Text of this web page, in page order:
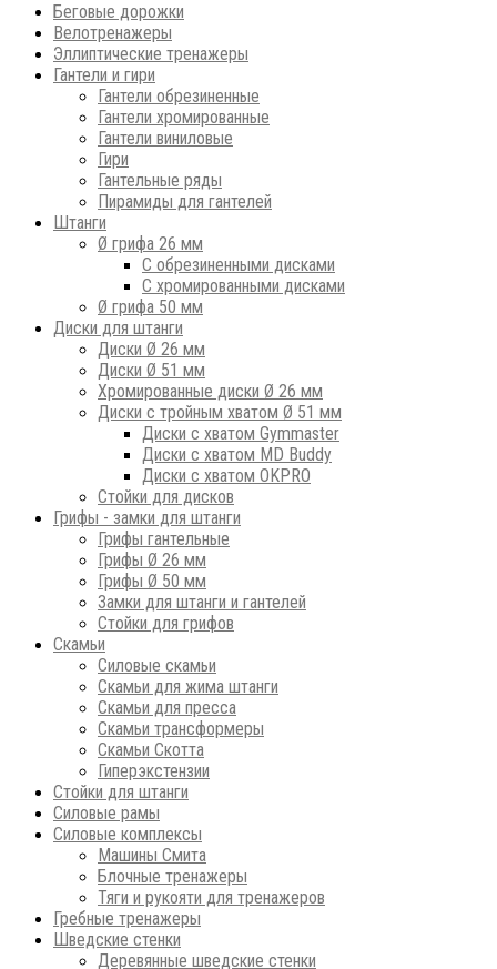
Беговые дорожки
Велотренажеры
Эллиптические тренажеры
Гантели и гири
Гантели обрезиненные
Гантели хромированные
Гантели виниловые
Гири
Гантельные ряды
Пирамиды для гантелей
Штанги
Ø грифа 26 мм
С обрезиненными дисками
С хромированными дисками
Ø грифа 50 мм
Диски для штанги
Диски Ø 26 мм
Диски Ø 51 мм
Хромированные диски Ø 26 мм
Диски с тройным хватом Ø 51 мм
Диски с хватом Gymmaster
Диски с хватом MD Buddy
Диски с хватом OKPRO
Стойки для дисков
Грифы - замки для штанги
Грифы гантельные
Грифы Ø 26 мм
Грифы Ø 50 мм
Замки для штанги и гантелей
Стойки для грифов
Скамьи
Силовые скамьи
Скамьи для жима штанги
Скамьи для пресса
Скамьи трансформеры
Скамьи Скотта
Гиперэкстензии
Стойки для штанги
Силовые рамы
Силовые комплексы
Машины Смита
Блочные тренажеры
Тяги и рукояти для тренажеров
Гребные тренажеры
Шведские стенки
Деревянные шведские стенки